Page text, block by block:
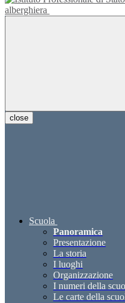
alberghiera
close
Scuola
Panoramica
Presentazione
La storia
I luoghi
Organizzazione
I numeri della
Le carte della